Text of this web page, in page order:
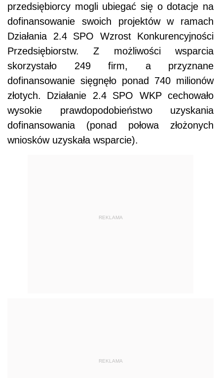
przedsiębiorcy mogli ubiegać się o dotacje na
dofinansowanie swoich projektów w ramach
Działania 2.4 SPO Wzrost Konkurencyjności
Przedsiębiorstw. Z możliwości wsparcia
skorzystało 249 firm, a przyznane
dofinansowanie sięgnęło ponad 740 milionów
złotych. Działanie 2.4 SPO WKP cechowało
wysokie prawdopodobieństwo uzyskania
dofinansowania (ponad połowa złożonych
wniosków uzyskała wsparcie).
REKLAMA
REKLAMA